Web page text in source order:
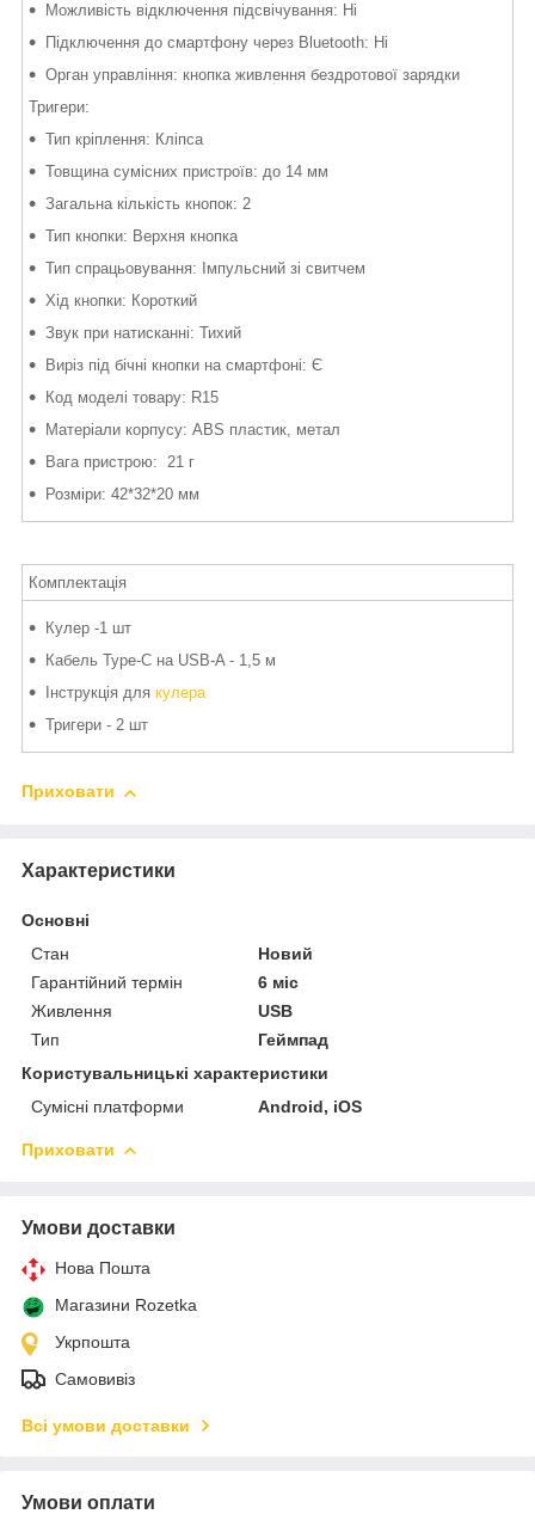
Можливість відключення підсвічування: Ні
Підключення до смартфону через Bluetooth: Ні
Орган управління: кнопка живлення бездротової зарядки
Тригери:
Тип кріплення: Кліпса
Товщина сумісних пристроїв: до 14 мм
Загальна кількість кнопок: 2
Тип кнопки: Верхня кнопка
Тип спрацьовування: Імпульсний зі свитчем
Хід кнопки: Короткий
Звук при натисканні: Тихий
Виріз під бічні кнопки на смартфоні: Є
Код моделі товару: R15
Матеріали корпусу: ABS пластик, метал
Вага пристрою: 21 г
Розміри: 42*32*20 мм
Комплектація
Кулер -1 шт
Кабель Type-C на USB-A - 1,5 м
Інструкція для кулера
Тригери - 2 шт
Приховати
Характеристики
Основні
Стан
Новий
Гарантійний термін
6 міс
Живлення
USB
Тип
Геймпад
Користувальницькі характеристики
Сумісні платформи
Android, iOS
Приховати
Умови доставки
Нова Пошта
Магазини Rozetka
Укрпошта
Самовивіз
Всі умови доставки
Умови оплати